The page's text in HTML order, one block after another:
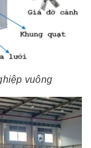
vuông